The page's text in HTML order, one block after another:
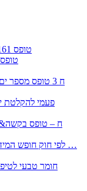
טופס 161ג – הודעה על חזרה מרצף פיצויים / קיצבה
טופס 161א – הודעת עובד עקב פרישה מעבודה
) 1998 ( לפי חוק חופש המידע התשנ;ח – טופס בקשה לקבלת …
חומר טבעי